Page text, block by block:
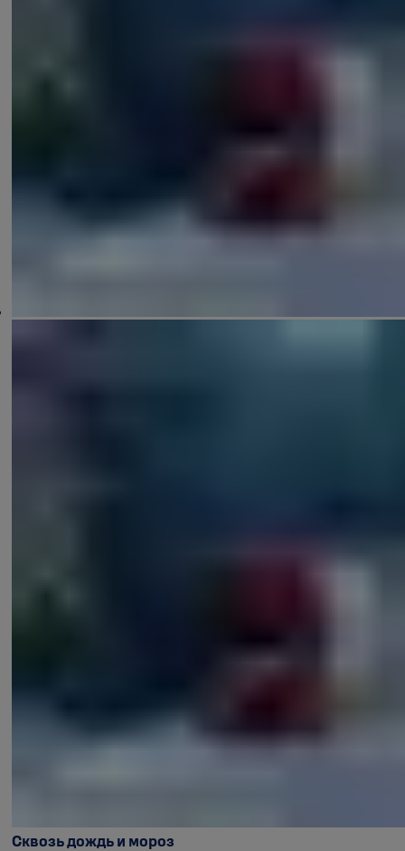
Сквозь дождь и мороз